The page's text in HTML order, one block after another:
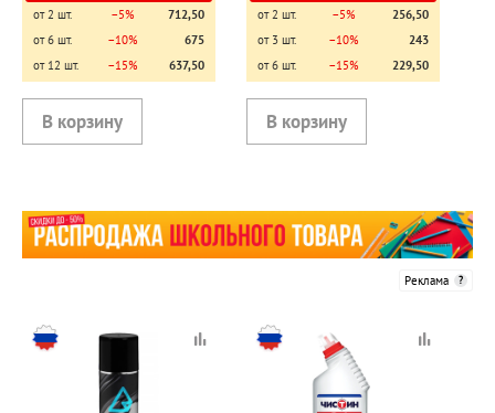
от 2 шт.
−5%
712,50
от 6 шт.
−10%
675
от 12 шт.
−15% 637,50
от 2 шт.
−5%
256,50
от 3 шт.
−10%
243
от 6 шт.
−15% 229,50
Реклама